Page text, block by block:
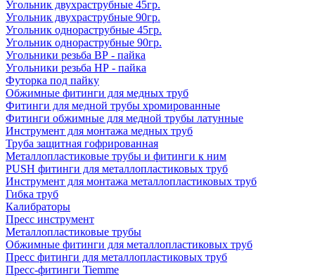
Угольник двухраструбные 45гр.
Угольник двухраструбные 90гр.
Угольник однораструбные 45гр.
Угольник однораструбные 90гр.
Угольники резьба ВР - пайка
Угольники резьба НР - пайка
Футорка под пайку
Обжимные фитинги для медных труб
Фитинги для медной трубы хромированные
Фитинги обжимные для медной трубы латунные
Инструмент для монтажа медных труб
Труба защитная гофрированная
Металлопластиковые трубы и фитинги к ним
PUSH фитинги для металлопластиковых труб
Инструмент для монтажа металлопластиковых труб
Гибка труб
Калибраторы
Пресс инструмент
Металлопластиковые трубы
Обжимные фитинги для металлопластиковых труб
Пресс фитинги для металлопластиковых труб
Пресс-фитинги Tiemme